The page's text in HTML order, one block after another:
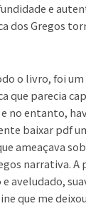
e
dos Gregos
o livro, foi
que parecia
no entanto,
baixar pdf
ameaçava
narrativa. A
aveludado,
que me